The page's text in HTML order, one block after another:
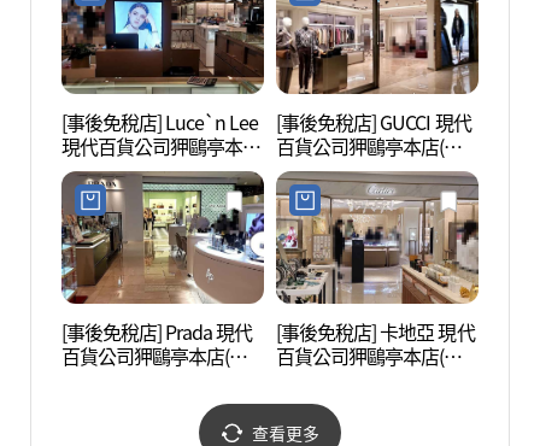
[事後免稅店] Luce`n Lee
現代百貨公司狎鷗亭本店
(루첸리 현대백화점 압구
정본점)
[事後免稅店] GUCCI 現代
百貨公司狎鷗亭本店(구
찌 현대백화점 압구정본
점)
[事後免稅店] Prada 現代
百貨公司狎鷗亭本店(프
[事後免稅店] 卡地亞 現代
百貨公司狎鷗亭本店(까
정본점)
查看更多